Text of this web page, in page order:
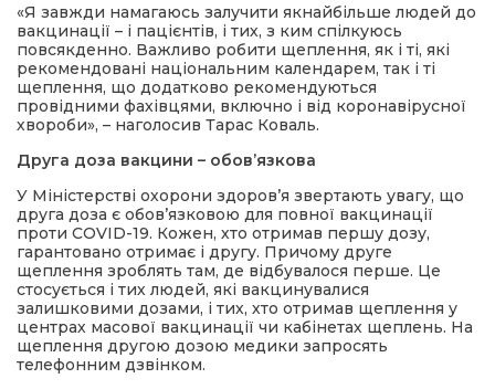
«Я завжди намагаюсь залучити якнайбільше людей до
вакцинації – і пацієнтів, і тих, з ким спілкуюсь
повсякденно. Важливо робити щеплення, як і ті, які
рекомендовані національним календарем, так і ті
щеплення, що додатково рекомендуються
провідними фахівцями, включно і від коронавірусної
хвороби», – наголосив Тарас Коваль.
Друга доза вакцини – обов’язкова
У Міністерстві охорони здоров’я звертають увагу, що
друга доза є обов’язковою для повної вакцинації
проти COVID-19. Кожен, хто отримав першу дозу,
гарантовано отримає і другу. Причому друге
щеплення зроблять там, де відбувалося перше. Це
стосується і тих людей, які вакцинувалися
залишковими дозами, і тих, хто отримав щеплення у
центрах масової вакцинації чи кабінетах щеплень. На
щеплення другою дозою медики запросять
телефонним дзвінком.